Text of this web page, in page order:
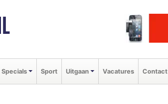
Specials Sport Uitgaan Vacatures Contact